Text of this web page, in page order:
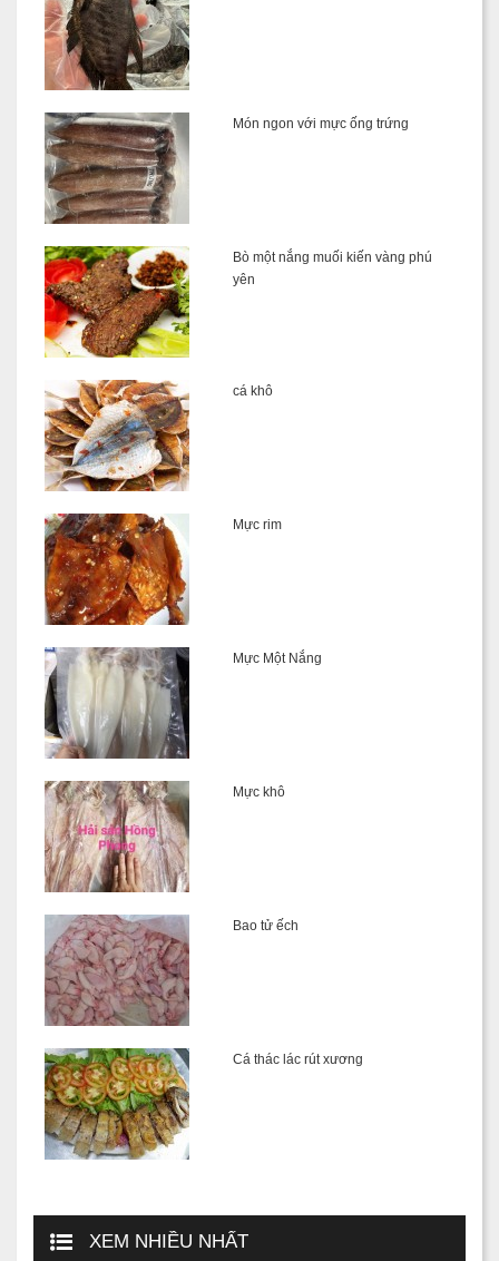
Món ngon với mực ống trứng
Bò một nắng muối kiến vàng phú
yên
cá khô
Mực rim
Mực Một Nắng
Mực khô
Bao tử ếch
Cá thác lác rút xương
XEM NHIỀU NHẤT